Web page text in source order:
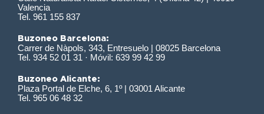
Valencia
Tel. 961 155 837
Buzoneo Barcelona:
Carrer de Nàpols, 343, Entresuelo | 08025 Barcelona
Tel. 934 52 01 31 · Móvil: 639 99 42 99
Buzoneo Alicante:
Plaza Portal de Elche, 6, 1º | 03001 Alicante
Tel. 965 06 48 32